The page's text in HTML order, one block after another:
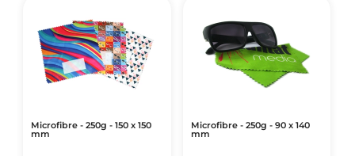
Microfibre - 250g - 150 x 150
mm
Microfibre - 250g - 90 x 140
mm